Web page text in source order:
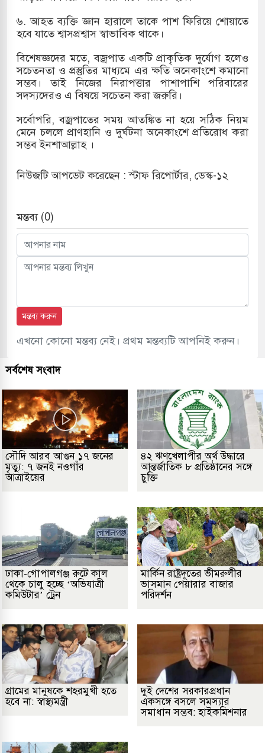
৬. আহত ব্যক্তি জ্ঞান হারালে তাকে পাশ ফিরিয়ে শোয়াতে
হবে যাতে শ্বাসপ্রশ্বাস স্বাভাবিক থাকে।
বিশেষজ্ঞদের মতে, বজ্রপাত একটি প্রাকৃতিক দুর্যোগ হলেও
সচেতনতা ও প্রস্তুতির মাধ্যমে এর ক্ষতি অনেকাংশে কমানো
সম্ভব। তাই নিজের নিরাপত্তার পাশাপাশি পরিবারের
সদস্যদেরও এ বিষয়ে সচেতন করা জরুরি।
সর্বোপরি, বজ্রপাতের সময় আতঙ্কিত না হয়ে সঠিক নিয়ম
মেনে চললে প্রাণহানি ও দুর্ঘটনা অনেকাংশে প্রতিরোধ করা
সম্ভব ইনশাআল্লাহ ।
নিউজটি আপডেট করেছেন : স্টাফ রিপোর্টার, ডেস্ক-১২
মন্তব্য (0)
মন্তব্য করুন
এখনো কোনো মন্তব্য নেই। প্রথম মন্তব্যটি আপনিই করুন।
সর্বশেষ সংবাদ
সৌদি আরব আগুন ১৭ জনের
মৃত্যু: ৭ জনই নওগাঁর
আত্রাইয়ের
৪২ ঋণখেলাপীর অর্থ উদ্ধারে
আন্তর্জাতিক ৮ প্রতিষ্ঠানের সঙ্গে
চুক্তি
ঢাকা-গোপালগঞ্জ রুটে কাল
থেকে চালু হচ্ছে ‘অভিযাত্রী
কমিউটার’ ট্রেন
মার্কিন রাষ্ট্রদূতের ভীমরুলীর
ভাসমান পেয়ারার বাজার
পরিদর্শন
গ্রামের মানুষকে শহরমুখী হতে
হবে না: স্বাস্থ্যমন্ত্রী
দুই দেশের সরকারপ্রধান
একসঙ্গে বসলে সমস্যার
সমাধান সম্ভব: হাইকমিশনার